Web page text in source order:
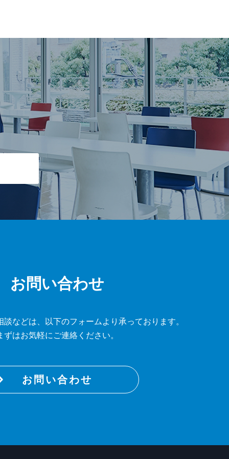
お問い合わせ
などは、 以下のフォームより承っております。
ずはお気軽にご連絡ください。
お問い合わせ